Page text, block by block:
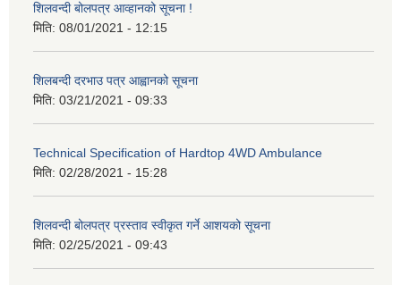
शिलवन्दी बोलपत्र आव्हानको सूचना !
मिति: 08/01/2021 - 12:15
शिलबन्दी दरभाउ पत्र आह्वानको सूचना
मिति: 03/21/2021 - 09:33
Technical Specification of Hardtop 4WD Ambulance
मिति: 02/28/2021 - 15:28
शिलवन्दी बोलपत्र प्रस्ताव स्वीकृत गर्ने आशयको सूचना
मिति: 02/25/2021 - 09:43